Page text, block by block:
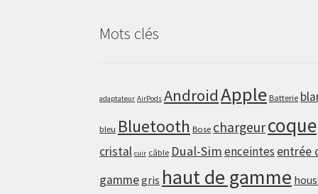
Mots clés
adaptateur AirPods AndroidApple Batterie
bleu Bluetooth Bose chargeurcoque
cristal cuir câble Dual-Simenceintes entrée
gammegris haut de gamme